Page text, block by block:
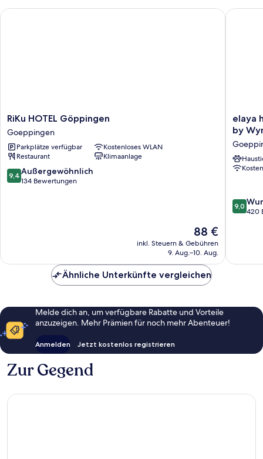
RiKu
HOTEL
Göppingen
Goeppingen
RiKu HOTEL Göppingen
Goeppingen
Parkplätze verfügbar
Kostenloses WLAN
Restaurant
Klimaanlage
9.4
von
9,4 Außergewöhnlich
134 Bewertungen
Der
Preis
beträgt
88 €
inkl. Steuern & Gebühren
9. Aug.–10. Aug.
RiKu HOTEL Göppingen
elaya
hotel
by
elaya
by
9.0
von
9,0
420
elaya
Ähnliche Unterkünfte vergleichen
Melde dich an, um verfügbare Rabatte und Vorteile
anzuzeigen. Mehr Prämien für noch mehr Abenteuer!
Anmelden Jetzt kostenlos registrieren
Zur Gegend